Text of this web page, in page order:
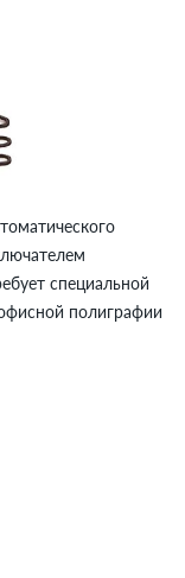
специальной
полиграфии